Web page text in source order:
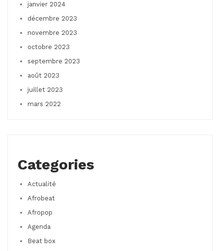
janvier 2024
décembre 2023
novembre 2023
octobre 2023
septembre 2023
août 2023
juillet 2023
mars 2022
Categories
Actualité
Afrobeat
Afropop
Agenda
Beat box